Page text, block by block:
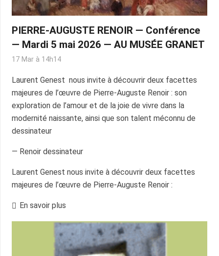
PIERRE-AUGUSTE RENOIR — Conférence
— Mardi 5 mai 2026 — AU MUSÉE GRANET
17 Mar à 14h14
Laurent Genest nous invite à découvrir deux facettes
majeures de l’œuvre de Pierre-Auguste Renoir : son
exploration de l’amour et de la joie de vivre dans la
modernité naissante, ainsi que son talent méconnu de
dessinateur
— Renoir dessinateur
Laurent Genest nous invite à découvrir deux facettes
majeures de l’œuvre de Pierre-Auguste Renoir :
En savoir plus